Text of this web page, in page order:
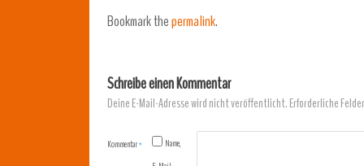
Bookmark thepermalink.
Schreibe einen Kommentar
Deine E-Mail-Adresse wird nicht veröffentlicht.Erforderliche
Kommentar*
Name,